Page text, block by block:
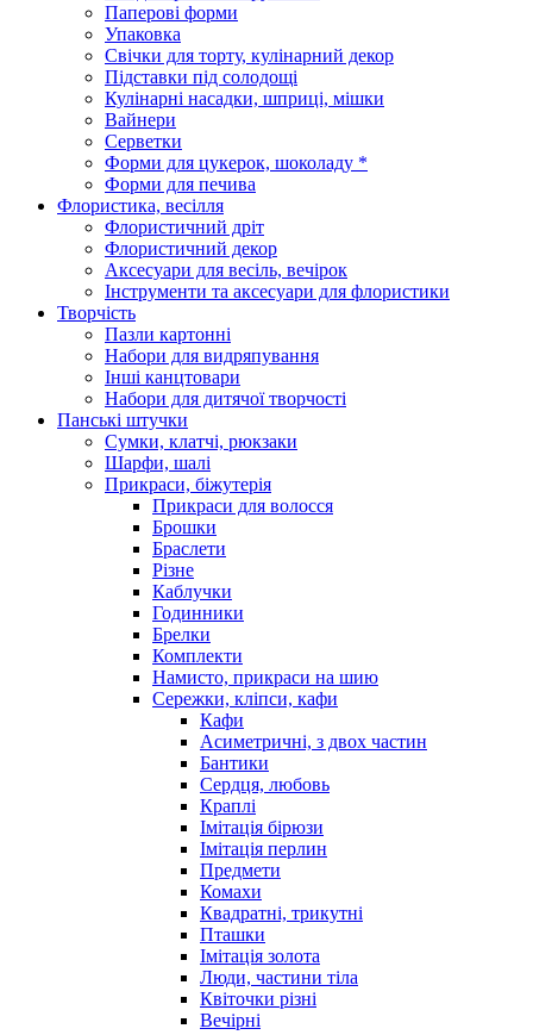
Паперові форми
Упаковка
Свічки для торту, кулінарний декор
Підставки під солодощі
Кулінарні насадки, шприці, мішки
Вайнери
Серветки
Форми для цукерок, шоколаду *
Форми для печива
Флористика, весілля
Флористичний дріт
Флористичний декор
Аксесуари для весіль, вечірок
Інструменти та аксесуари для флористики
Творчість
Пазли картонні
Набори для видряпування
Інші канцтовари
Набори для дитячої творчості
Панські штучки
Сумки, клатчі, рюкзаки
Шарфи, шалі
Прикраси, біжутерія
Прикраси для волосся
Брошки
Браслети
Різне
Каблучки
Годинники
Брелки
Комплекти
Намисто, прикраси на шию
Сережки, кліпси, кафи
Кафи
Асиметричні, з двох частин
Бантики
Сердця, любовь
Краплі
Імітація бірюзи
Імітація перлин
Предмети
Комахи
Квадратні, трикутні
Пташки
Імітація золота
Люди, частини тіла
Квіточки різні
Вечірні